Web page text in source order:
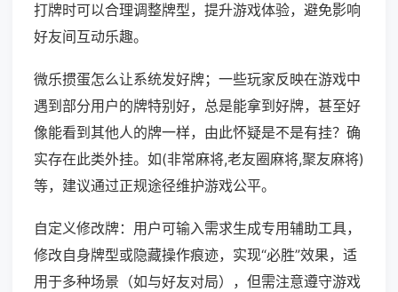
打牌时可以合理调整牌型，提升游戏体验，避免影响
好友间互动乐趣。
微乐掼蛋怎么让系统发好牌；一些玩家反映在游戏中
遇到部分用户的牌特别好，总是能拿到好牌，甚至好
像能看到其他人的牌一样，由此怀疑是不是有挂？确
实存在此类外挂。如(非常麻将,老友圈麻将,聚友麻将)
等，建议通过正规途径维护游戏公平。
自定义修改牌：用户可输入需求生成专用辅助工具，
修改自身牌型或隐藏操作痕迹，实现“必胜”效果，适
用于多种场景（如与好友对局），但需注意遵守游戏